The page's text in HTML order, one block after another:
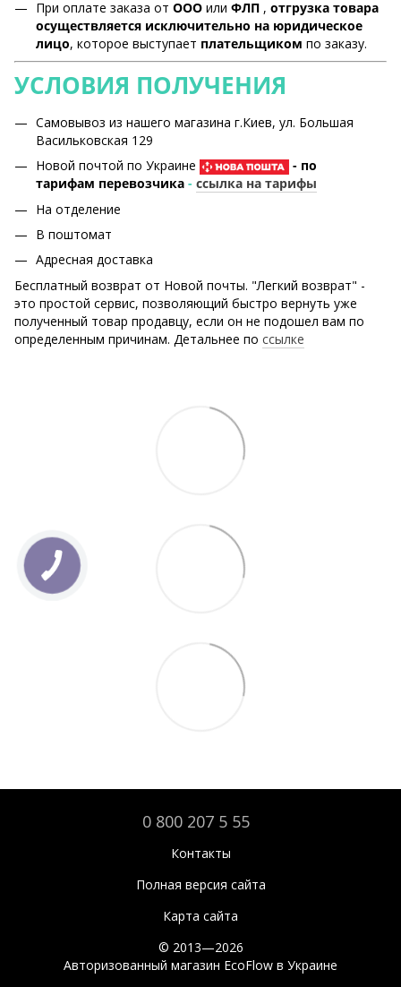
При оплате заказа от ООО или ФЛП , отгрузка товара
осуществляется исключительно на юридическое
лицо, которое выступает плательщиком по заказу.
УСЛОВИЯ ПОЛУЧЕНИЯ
Самовывоз из нашего магазина г.Киев, ул. Большая
Васильковская 129
Новой почтой по Украине
- по
тарифам перевозчика - ссылка на тарифы
На отделение
В поштомат
Адресная доставка
Бесплатный возврат от Новой почты. "Легкий возврат" -
это простой сервис, позволяющий быстро вернуть уже
полученный товар продавцу, если он не подошел вам по
определенным причинам. Детальнее по ссылке
0 800 207 5 55
Контакты
Полная версия сайта
Карта сайта
© 2013—2026
Авторизованный магазин EcoFlow в Украине